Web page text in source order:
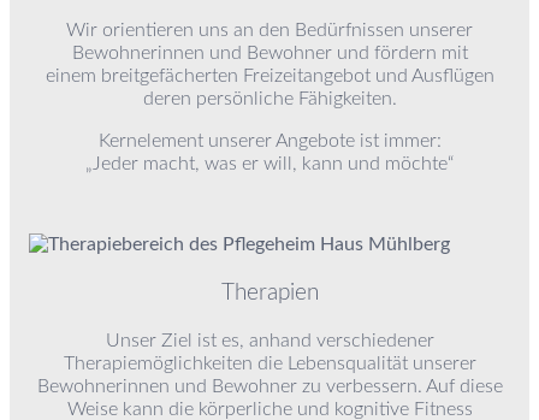
Wir orientieren uns an den Bedürfnissen unserer
Bewohnerinnen und Bewohner und fördern mit
einem breitgefächerten Freizeitangebot und Ausflügen
deren persönliche Fähigkeiten.
Kernelement unserer Angebote ist immer:
„Jeder macht, was er will, kann und möchte“
Therapien
Unser Ziel ist es, anhand verschiedener
Therapiemöglichkeiten die Lebensqualität unserer
Bewohnerinnen und Bewohner zu verbessern. Auf diese
Weise kann diekörperliche und kognitive Fitness